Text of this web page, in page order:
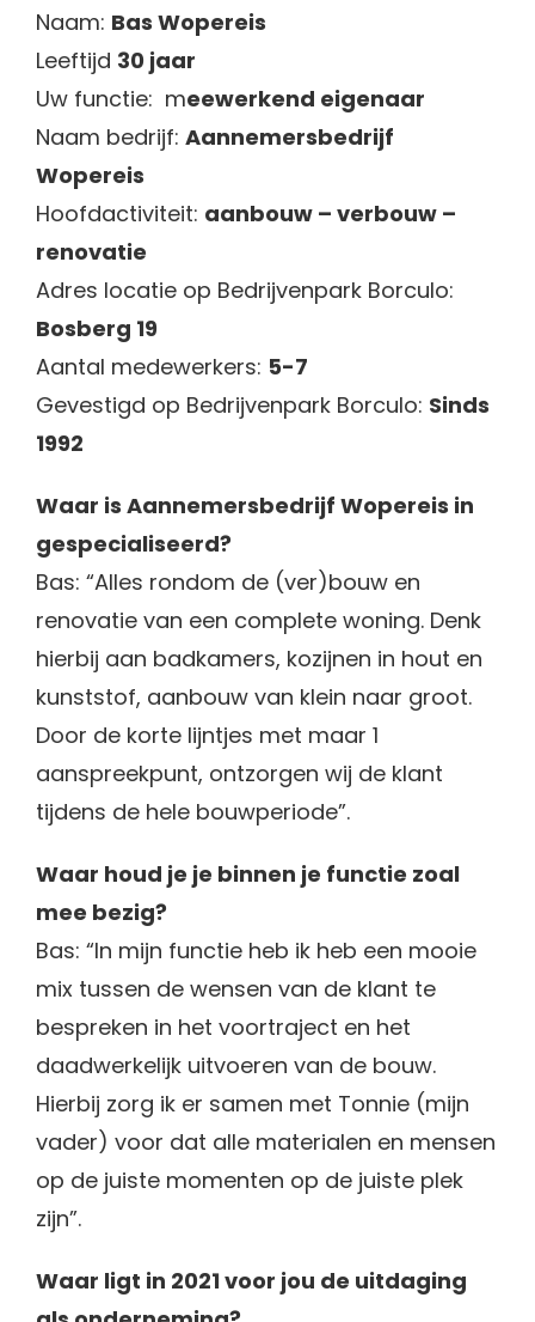
Naam: Bas Wopereis
Leeftijd 30 jaar
Uw functie: meewerkend eigenaar
Naam bedrijf: Aannemersbedrijf
Wopereis
Hoofdactiviteit: aanbouw – verbouw –
renovatie
Adres locatie op Bedrijvenpark Borculo:
Bosberg 19
Aantal medewerkers: 5-7
Gevestigd op Bedrijvenpark Borculo: Sinds
1992
Waar is Aannemersbedrijf Wopereis in
gespecialiseerd?
Bas: “Alles rondom de (ver)bouw en
renovatie van een complete woning. Denk
hierbij aan badkamers, kozijnen in hout en
kunststof, aanbouw van klein naar groot.
Door de korte lijntjes met maar 1
aanspreekpunt, ontzorgen wij de klant
tijdens de hele bouwperiode”.
Waar houd je je binnen je functie zoal
mee bezig?
Bas: “In mijn functie heb ik heb een mooie
mix tussen de wensen van de klant te
bespreken in het voortraject en het
daadwerkelijk uitvoeren van de bouw.
Hierbij zorg ik er samen met Tonnie (mijn
vader) voor dat alle materialen en mensen
op de juiste momenten op de juiste plek
zijn”.
Waar ligt in 2021 voor jou de uitdaging